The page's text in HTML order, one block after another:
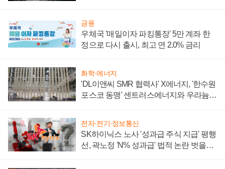
금융
우체국 '매일이자 파킹통장' 5만 계좌 한
정으로 다시 출시, 최고 연 2.0% 금리
화학·에너지
'DL이앤씨 SMR 협력사' X에너지, '한수원
포스코 동맹' 센트러스에너지와 우라늄
전자·전기·정보통신
SK하이닉스 노사 '성과급 주식 지급' 평행
선, 곽노정 'N% 성과급' 법적 논란 벗을지